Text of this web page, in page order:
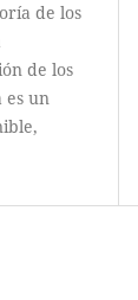
de los
de los
es un